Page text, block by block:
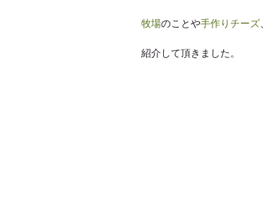
牧場のことや手作りチーズ
紹介して頂きました。